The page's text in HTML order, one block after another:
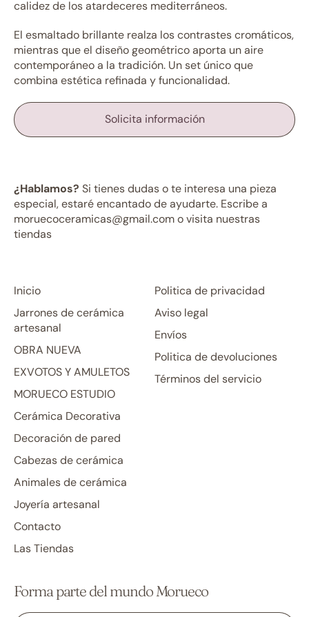
calidez de los atardeceres mediterráneos.
El esmaltado brillante realza los contrastes cromáticos,
mientras que el diseño geométrico aporta un aire
contemporáneo a la tradición. Un set único que
combina estética refinada y funcionalidad.
Solicita información
¿Hablamos? Si tienes dudas o te interesa una pieza
especial, estaré encantado de ayudarte. Escribe a
moruecoceramicas@gmail.com o visita nuestras
tiendas
Inicio
Jarrones de cerámica
artesanal
OBRA NUEVA
EXVOTOS Y AMULETOS
MORUECO ESTUDIO
Cerámica Decorativa
Decoración de pared
Cabezas de cerámica
Animales de cerámica
Joyería artesanal
Contacto
Las Tiendas
Politica de privacidad
Aviso legal
Envíos
Politica de devoluciones
Términos del servicio
Forma parte del mundo Morueco